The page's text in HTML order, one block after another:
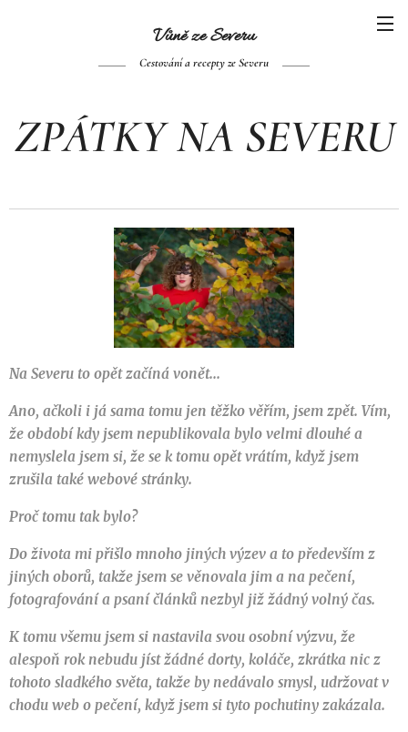
Vůně ze Severu
Cestování a recepty ze Severu
ZPÁTKY NA SEVERU
Na Severu to opět začíná vonět...
Ano, ačkoli i já sama tomu jen těžko věřím, jsem zpět. Vím,
že období kdy jsem nepublikovala bylo velmi dlouhé a
nemyslela jsem si, že se k tomu opět vrátím, když jsem
zrušila také webové stránky.
Proč tomu tak bylo?
Do života mi přišlo mnoho jiných výzev a to především z
jiných oborů, takže jsem se věnovala jim a na pečení,
fotografování a psaní článků nezbyl již žádný volný čas.
K tomu všemu jsem si nastavila svou osobní výzvu, že
alespoň rok nebudu jíst žádné dorty, koláče, zkrátka nic z
tohoto sladkého světa, takže by nedávalo smysl, udržovat v
chodu web o pečení, když jsem si tyto pochutiny zakázala.